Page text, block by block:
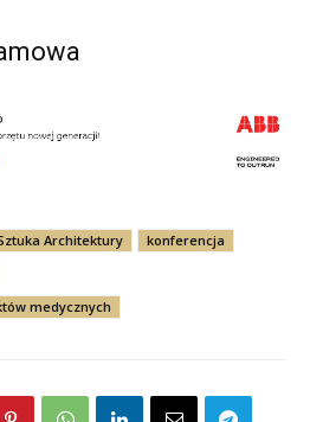
Architektury
konferencja
medycznych